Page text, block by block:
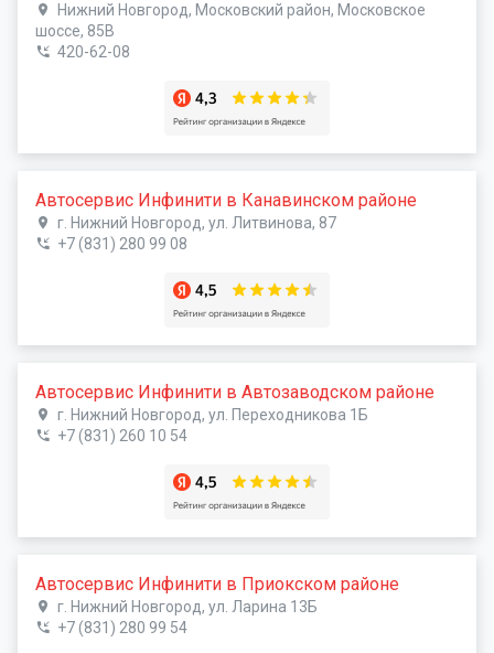
Нижний Новгород, Московский район, Московское
шоссе, 85В
420-62-08
Автосервис Инфинити в Канавинском районе
г. Нижний Новгород, ул. Литвинова, 87
+7 (831) 280 99 08
Автосервис Инфинити в Автозаводском районе
г. Нижний Новгород, ул. Переходникова 1Б
+7 (831) 260 10 54
Автосервис Инфинити в Приокском районе
г. Нижний Новгород, ул. Ларина 13Б
+7 (831) 280 99 54